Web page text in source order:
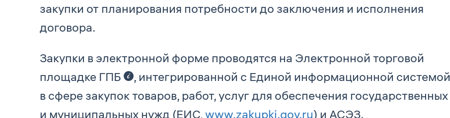
закупки от планирования потребности до заключения и исполнения
договора.
Закупки в электронной форме проводятся на Электронной торговой
площадке ГПБ
, интегрированной с Единой информационной системой
в сфере закупок товаров, работ, услуг для обеспечения государственных
и муниципальных нужд (ЕИС,www.zakupki.gov.ru) и АСЭЗ.